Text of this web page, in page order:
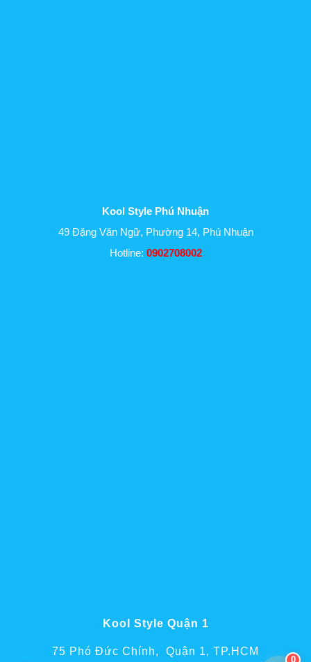
Kool Style Phú Nhuận
49 Đặng Văn Ngữ, Phường 14, Phú Nhuận
Hotline: 0902708002
Kool Style Quận 1
75 Phó Đức Chính, Quận 1, TP.HCM
0